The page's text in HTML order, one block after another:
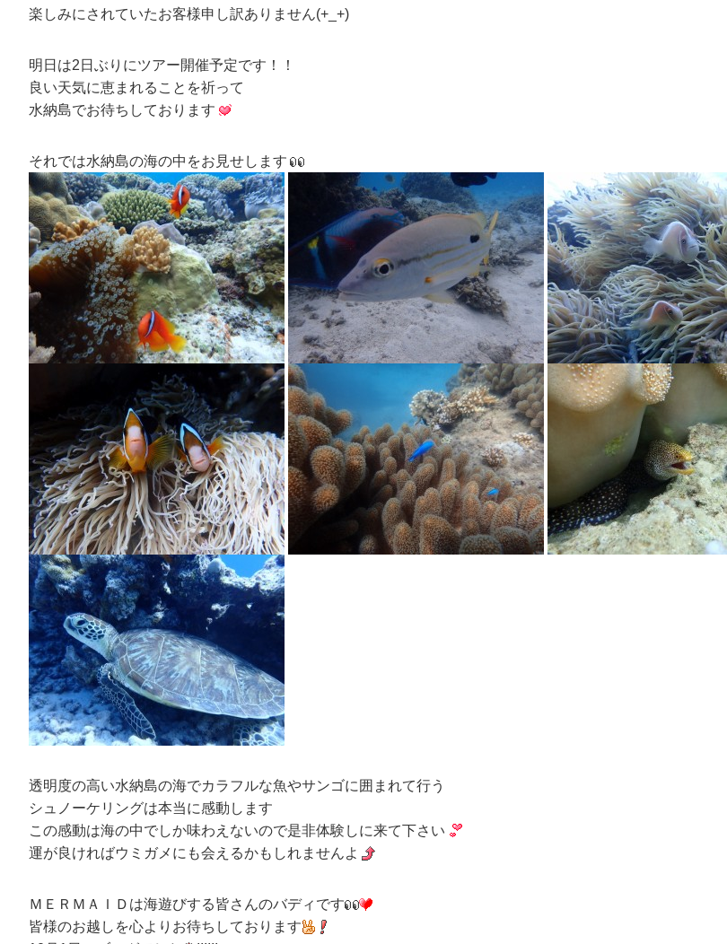
楽しみにされていたお客様申し訳ありません(+_+)
明日は2日ぶりにツアー開催予定です！！
良い天気に恵まれることを祈って
水納島でお待ちしております
それでは水納島の海の中をお見せします
透明度の高い水納島の海でカラフルな魚やサンゴに囲まれて行う
シュノーケリングは本当に感動します
この感動は海の中でしか味わえないので是非体験しに来て下さい
運が良ければウミガメにも会えるかもしれませんよ
ＭＥＲＭＡＩＤは海遊びする皆さんのバディです
皆様のお越しを心よりお待ちしております